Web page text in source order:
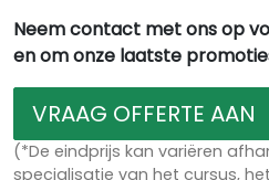
Neem contact met ons op
en om onze laatste
VRAAG OFFERTE AAN
(*De eindprijs kan variëren
specialisatie van het cursus,